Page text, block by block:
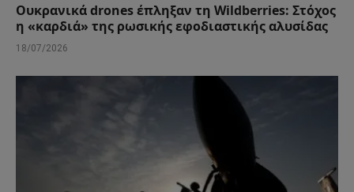
Ουκρανικά drones έπληξαν τη Wildberries: Στόχος
η «καρδιά» της ρωσικής εφοδιαστικής αλυσίδας
18/07/2026